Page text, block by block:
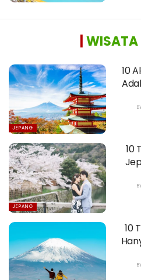
WISATA
JEPANG
10
JEPANG
10
10